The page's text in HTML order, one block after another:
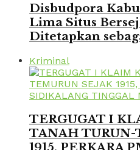
Disbudpora
Lima Situs
Ditetapkan
Kriminal
TERGUGAT I
TANAH TURUN-